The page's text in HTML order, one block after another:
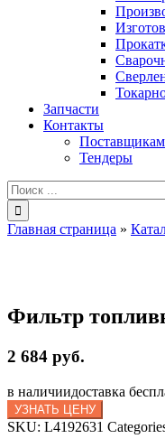
Запчасти
Контакты
Поставщикам
Тендеры
Результат
поиска:
Главная страница »
Фильтр
2 684 руб.
в наличиидоставка
УЗНАТЬ ЦЕНУ
SKU: L4192631